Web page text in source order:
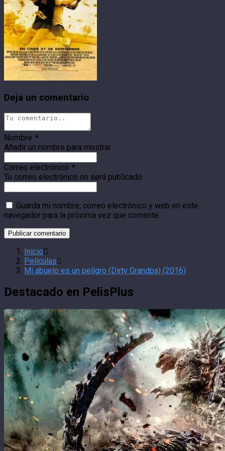
Deja un comentario
Nombre *
Añadir un nombre para mostrar
Correo electrónico *
Tu correo electrónico no será publicado
Guarda mi nombre, correo electrónico y web en este
navegador para la próxima vez que comente.
Inicio
Películas
Mi abuelo es un peligro (Dirty Grandpa) (2016)
Destacado en PelisPlus